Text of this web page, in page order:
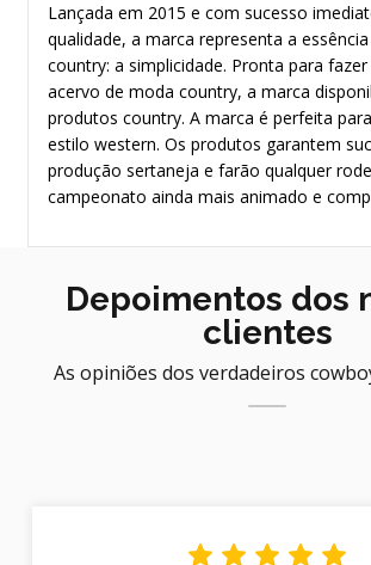
Lançada em 2015 e com sucesso
qualidade, a marca representa a
country: a simplicidade. Pronta para
acervo de moda country, a marca
produtos country. A marca é perfeita
estilo western. Os produtos garantem
produção sertaneja e farão qualquer
campeonato ainda mais animado e
Depoimentos dos
clientes
As opiniões dos verdadeiros